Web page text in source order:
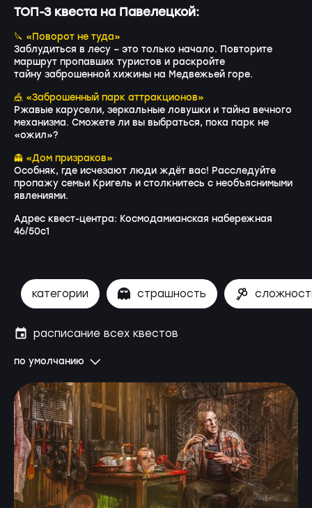
ТОП-3 квеста на Павелецкой:
🔪 «Поворот не туда»
Заблудиться в лесу – это только начало. Повторите
маршрут пропавших туристов и раскройте
тайну заброшенной хижины на Медвежьей горе.
🎪 «Заброшенный парк аттракционов»
Ржавые карусели, зеркальные ловушки и тайна вечного
механизма. Сможете ли вы выбраться, пока парк не
«ожил»?
👻 «Дом призраков»
Особняк, где исчезают люди ждёт вас! Расследуйте
пропажу семьи Кригель и столкнитесь с необъяснимыми
явлениями.
Адрес квест-центра: Космодамианская набережная
46/50с1
категории страшность
по умолчанию
расписание всех квестов